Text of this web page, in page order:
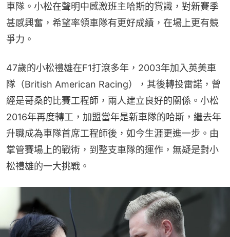
車隊。小松在聲明中感激班主哈斯的賞識，對新賽季
甚感興奮，希望率領車隊有更好成績，在場上更有競
爭力。
47歲的小松禮雄在F1打滾多年，2003年加入英美車
隊（British American Racing），其後轉投雷諾，曾
經是哥桑的比賽工程師，兩人建立良好的關係。小松
2016年再度轉工，加盟當年是新車隊的哈斯，繼去年
升職成為車隊首席工程師後，如今生涯更進一步。由
掌管賽場上的戰術，到整支車隊的運作，無疑是對小
松禮雄的一大挑戰。